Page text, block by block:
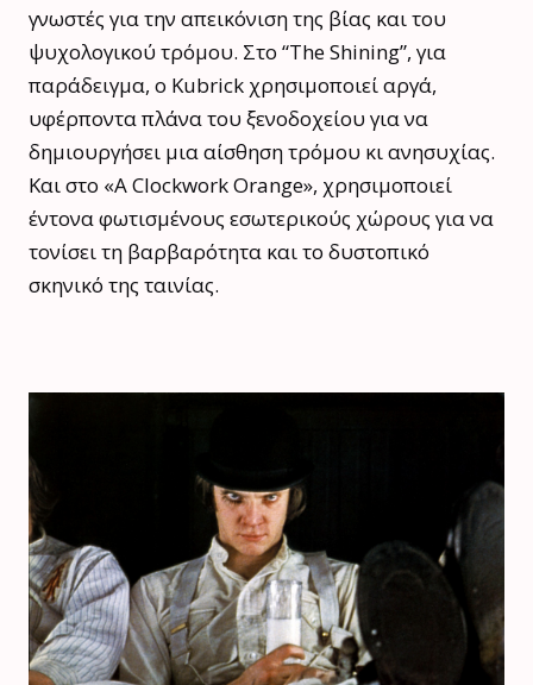
γνωστές για την απεικόνιση της βίας και του
ψυχολογικού τρόμου. Στο “The Shining”, για
παράδειγμα, ο Kubrick χρησιμοποιεί αργά,
υφέρποντα πλάνα του ξενοδοχείου για να
δημιουργήσει μια αίσθηση τρόμου κι ανησυχίας.
Και στο «A Clockwork Orange», χρησιμοποιεί
έντονα φωτισμένους εσωτερικούς χώρους για να
τονίσει τη βαρβαρότητα και το δυστοπικό
σκηνικό της ταινίας.